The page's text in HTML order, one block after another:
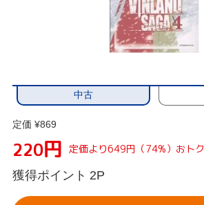
中古
定価 ¥869
220円 定価より649円（74%）おトク
獲得ポイント 2P